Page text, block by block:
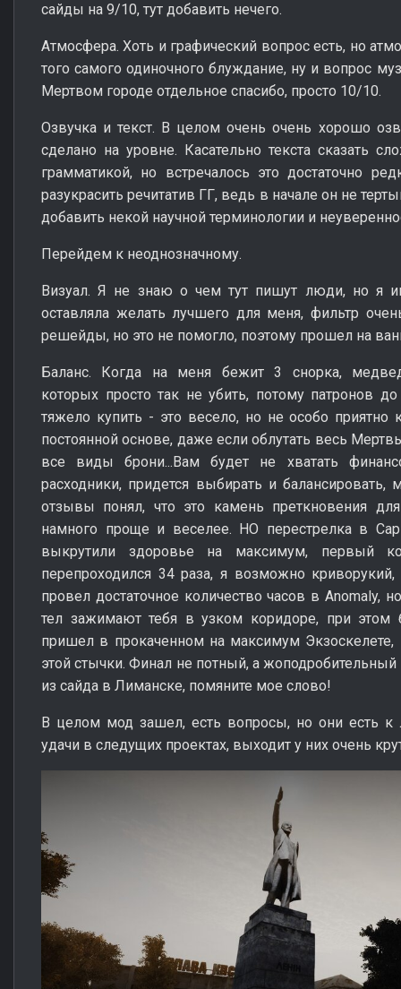
сайды на 9/10, тут добавить нечего.
Атмосфера. Хоть и графический вопрос есть, но
того самого одиночного блуждание, ну и вопрос
Мертвом городе отдельное спасибо, просто 10/10.
Озвучка и текст. В целом очень очень хорошо
сделано на уровне. Касательно текста сказать
грамматикой, но встречалось это достаточно
разукрасить речитатив ГГ, ведь в начале он не
добавить некой научной терминологии и
Перейдем к неоднозначному.
Визуал. Я не знаю о чем тут пишут люди, но я
оставляла желать лучшего для меня, фильтр
решейды, но это не помогло, поэтому прошел на
Баланс. Когда на меня бежит 3 снорка,
которых просто так не убить, потому патронов
тяжело купить - это весело, но не особо приятно
постоянной основе, даже если облутать весь
все виды брони...Вам будет не хватать
расходники, придется выбирать и
отзывы понял, что это камень преткновения
намного проще и веселее. НО перестрелка в
выкрутили здоровье на максимум, первый
перепроходился 34 раза, я возможно
провел достаточное количество часов в Anomaly,
тел зажимают тебя в узком коридоре, при этом
пришел в прокаченном на максимум
этой стычки. Финал не потный, а жоподробительный
из сайда в Лиманске, помяните мое слово!
В целом мод зашел, есть вопросы, но они есть к
удачи в следущих проектах, выходит у них очень